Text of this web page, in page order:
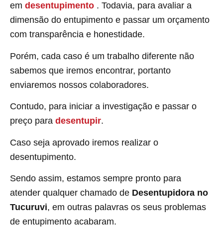
em desentupimento . Todavia, para avaliar a
dimensão do entupimento e passar um orçamento
com transparência e honestidade.
Porém, cada caso é um trabalho diferente não
sabemos que iremos encontrar, portanto
enviaremos nossos colaboradores.
Contudo, para iniciar a investigação e passar o
preço para desentupir.
Caso seja aprovado iremos realizar o
desentupimento.
Sendo assim, estamos sempre pronto para
atender qualquer chamado de Desentupidora no
Tucuruvi, em outras palavras os seus problemas
de entupimento acabaram.